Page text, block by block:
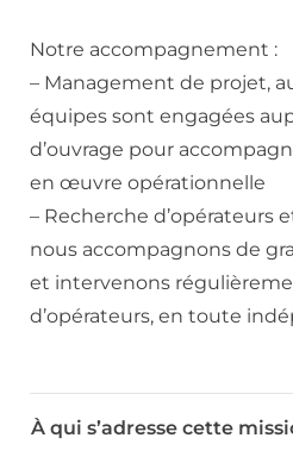
Notre accompagnement :
– Management de projet,
équipes sont engagées
d’ouvrage pour
en œuvre opérationnelle
– Recherche d’opérateurs
nous accompagnons de
et intervenons
d’opérateurs, en toute
À qui s’adresse cette